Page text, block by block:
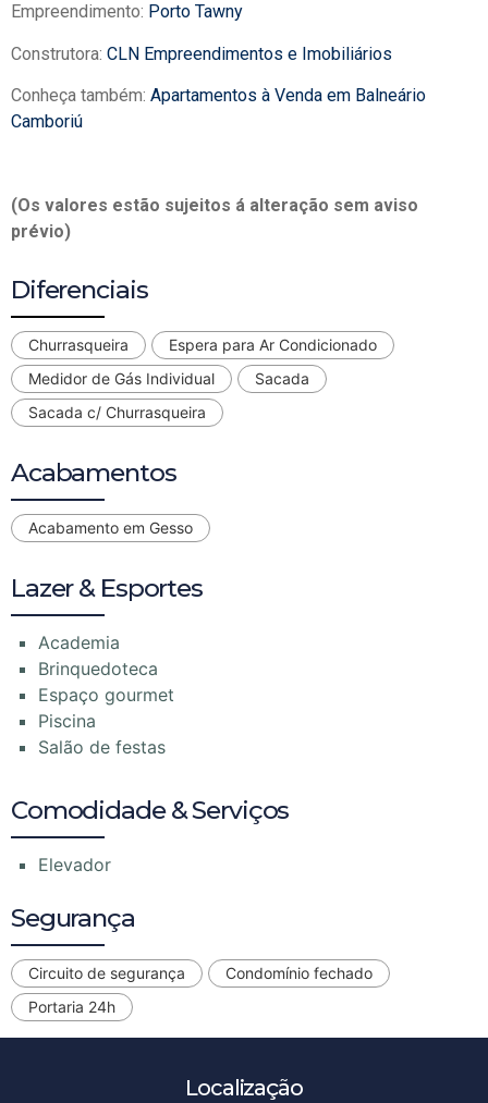
Empreendimento: Porto Tawny
Construtora: CLN Empreendimentos e Imobiliários
Conheça também: Apartamentos à Venda em Balneário
Camboriú
(Os valores estão sujeitos á alteração sem aviso
prévio)
Diferenciais
Churrasqueira
Espera para Ar Condicionado
Medidor de Gás Individual
Sacada
Sacada c/ Churrasqueira
Acabamentos
Acabamento em Gesso
Lazer & Esportes
Academia
Brinquedoteca
Espaço gourmet
Piscina
Salão de festas
Comodidade & Serviços
Elevador
Segurança
Circuito de segurança
Condomínio fechado
Portaria 24h
Localização